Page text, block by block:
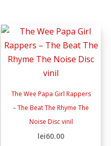
The Wee Papa Girl Rappers
– The Beat The Rhyme The
Noise Disc vinil
lei60.00